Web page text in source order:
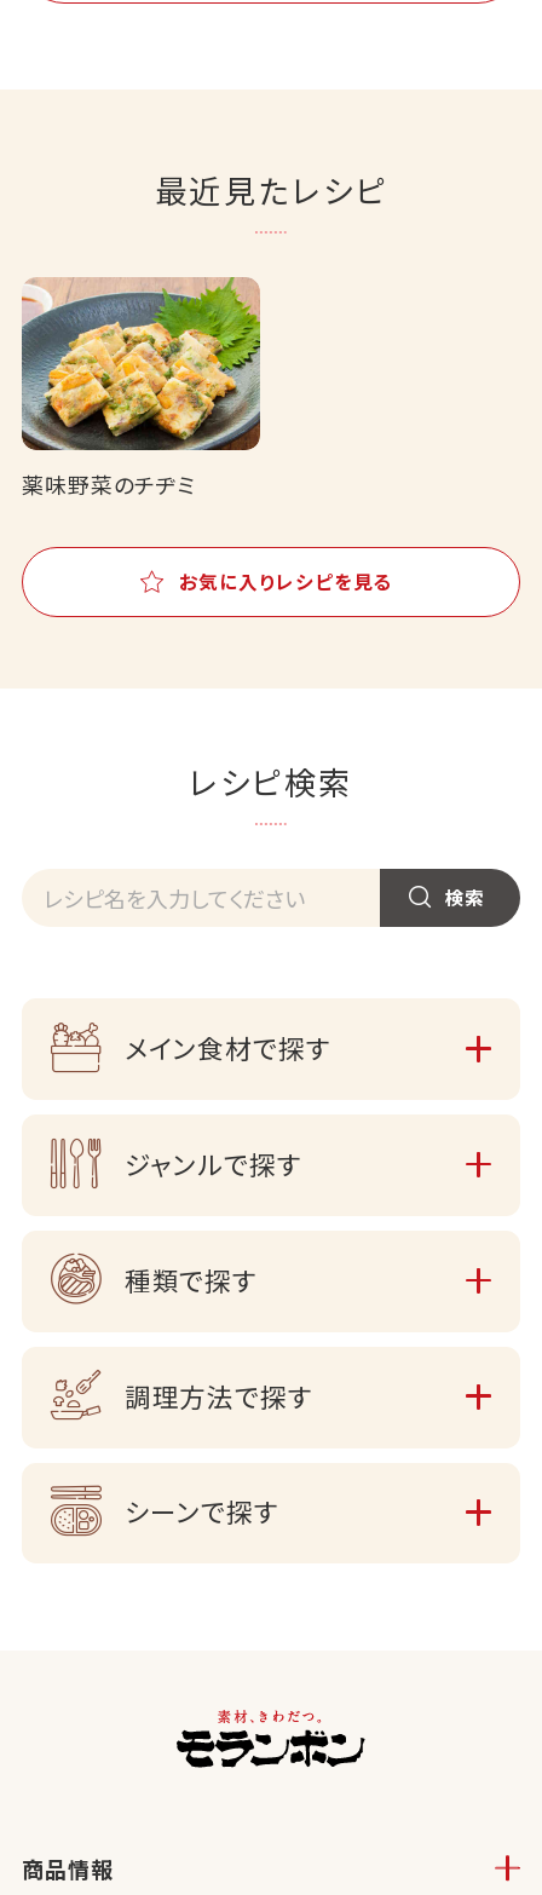
最近見たレシピ
薬味野菜のチヂミ
お気に入りレシピを見る
レシピ検索
メイン食材で探す
ジャンルで探す
種類で探す
調理方法で探す
シーンで探す
商品情報